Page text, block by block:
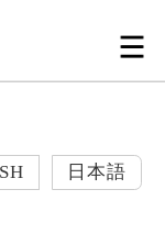
日本語